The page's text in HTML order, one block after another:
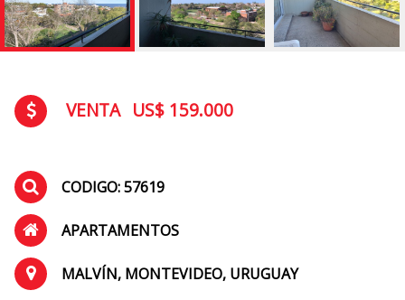
VENTA US$ 159.000
CODIGO: 57619
APARTAMENTOS
MALVÍN, MONTEVIDEO, URUGUAY